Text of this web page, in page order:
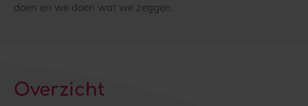
doen en we doen wat we zeggen.
Overzicht